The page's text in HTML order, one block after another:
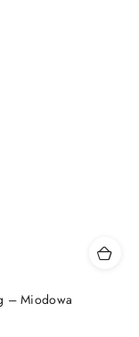
– Miodowa